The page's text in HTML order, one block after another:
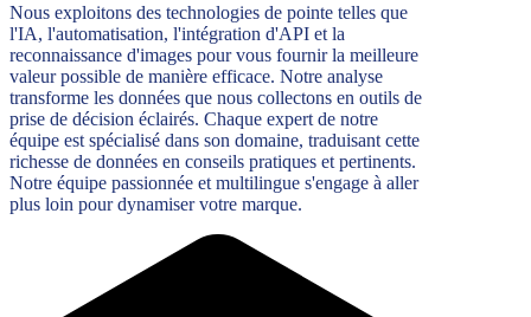
Nous exploitons des technologies de pointe telles que
l'IA, l'automatisation, l'intégration d'API et la
reconnaissance d'images pour vous fournir la meilleure
valeur possible de manière efficace. Notre analyse
transforme les données que nous collectons en outils de
prise de décision éclairés. Chaque expert de notre
équipe est spécialisé dans son domaine, traduisant cette
richesse de données en conseils pratiques et pertinents.
Notre équipe passionnée et multilingue s'engage à aller
plus loin pour dynamiser votre marque.